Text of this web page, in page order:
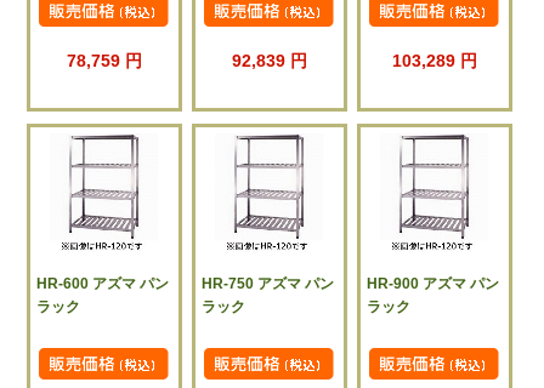
78,759 円 92,839 円 103,289 円
HR-600 アズマ パン
ラック
HR-750 アズマ パン
ラック
HR-900 アズマ パン
ラック